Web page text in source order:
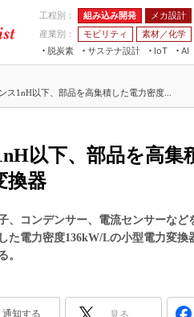
工程別： 組み込み開発 メカ設計
産業別：
モビリティ 素材／化学
脱炭素
サステナ設計
IoT
がる工場
AI
AI×設備保全 JIMTOF
IIFES
TECHNO-
EdgeTech+
VR／
フ
組み
組み
ス1nH以下、部品を高集積した電力密度...
以下、部品を高集
換器
、コンデンサー、電流センサーな
た電力密度136kW/Lの小型電力変換
。
通知する 見る